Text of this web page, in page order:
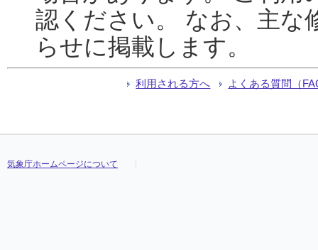
認ください。 なお、主な
らせに掲載します。
利用される方へ よくある質問（
気象庁ホームページについて